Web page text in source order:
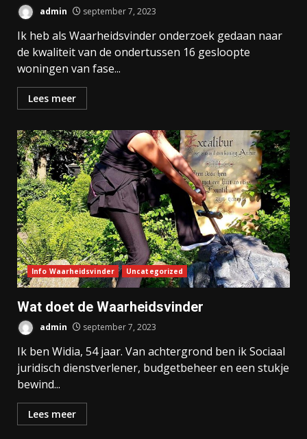
admin september 7, 2023
Ik heb als Waarheidsvinder onderzoek gedaan naar
de kwaliteit van de ondertussen 16 gesloopte
woningen van fase...
Lees meer
Info Waarheidsvinder Uncategorized
Wat doet de Waarheidsvinder
admin september 7, 2023
Ik ben Widia, 54 jaar. Van achtergrond ben ik Sociaal
juridisch dienstverlener, budgetbeheer en een stukje
bewind...
Lees meer